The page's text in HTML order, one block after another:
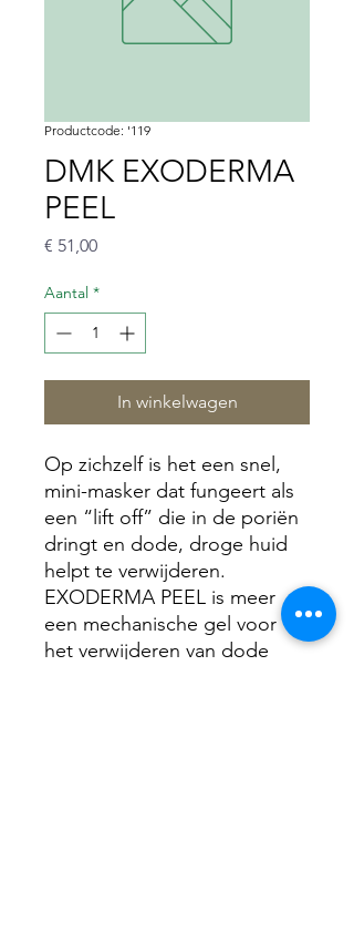
Productcode: '119
DMK EXODERMA
PEEL
€ 51,00Prijs
Aantal *
In winkelwagen
Op zichzelf is het een snel,
mini-masker dat fungeert als
een “lift off” die in de poriën
dringt en dode, droge huid
helpt te verwijderen.
EXODERMA PEEL is meer
een mechanische gel voor
het verwijderen van dode